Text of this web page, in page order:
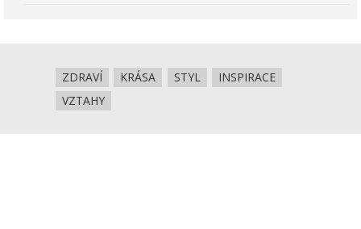
ZDRAVÍ KRÁSA STYL
INSPIRACE
VZTAHY